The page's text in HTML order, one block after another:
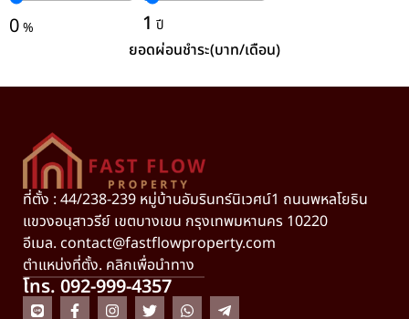
0% 1 ปี
ยอดผ่อนชำระ(บาท/เดือน)
ที่ตั้ง : 44/238-239 หมู่บ้านอัมรินทร์นิเวศน์1 ถนนพหลโยธิน
แขวงอนุสาวรีย์ เขตบางเขน กรุงเทพมหานคร 10220
อีเมล. contact@fastflowproperty.com
ตำแหน่งที่ตั้ง. คลิกเพื่อนำทาง
โทร. 092-999-4357